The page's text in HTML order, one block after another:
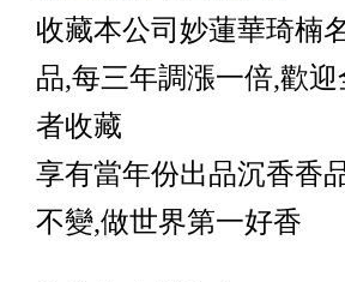
收藏本公司妙蓮華琦楠
品,每三年調漲一倍,歡
者收藏
享有當年份出品沉香香
不變,做世界第一好香